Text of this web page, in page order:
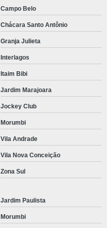
Campo Belo
Chácara Santo Antônio
Granja Julieta
Interlagos
Itaim Bibi
Jardim Marajoara
Jockey Club
Morumbi
Vila Andrade
Vila Nova Conceição
Zona Sul
Jardim Paulista
Morumbi